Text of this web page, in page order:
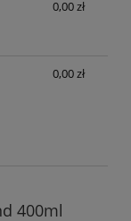
0,00 zł
0,00 zł
400ml